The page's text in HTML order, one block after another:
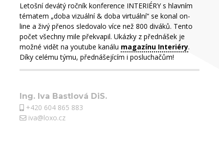
Letošní devátý ročník konference INTERIÉRY s hlavním
tématem „doba vizuální & doba virtuální“ se konal on-
line a živý přenos sledovalo více než 800 diváků. Tento
počet všechny mile překvapil. Ukázky z přednášek je
možné vidět na youtube kanálu magazínu Interiéry.
Díky celému týmu, přednášejícím i posluchačům!
Ing. Iva Bastlová DiS.
+420 604 865 883
iva@loxo.cz